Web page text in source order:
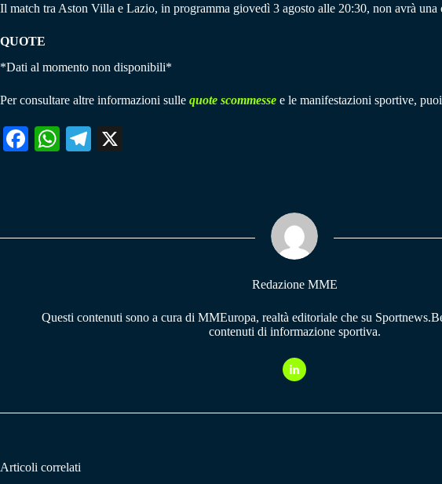
Il match tra Aston Villa e Lazio, in programma giovedì 3 agosto alle 20:30, non avrà una
QUOTE
*Dati al momento non disponibili*
Per consultare altre informazioni sulle quote scommesse e le manifestazioni sportive,
Fa W
pp
Te
m
Redazione MME
Questi contenuti sono a cura di MMEuropa, realtà editoriale che su
contenuti di informazione sportiva.
Articoli correlati